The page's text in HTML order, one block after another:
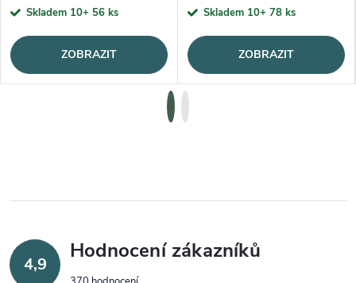
Skladem 10+ 56 ks
ZOBRAZIT
Skladem 10+ 78 ks
ZOBRAZIT
4,9
Hodnocení zákazníků